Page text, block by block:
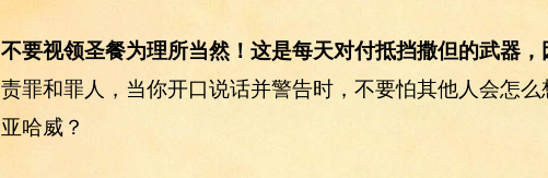
不要视领圣餐为理所当然！这是每天对付抵挡撒但的武器
责罪和罪人，当你开口说话并警告时，不要怕其他人会怎
亚哈威？